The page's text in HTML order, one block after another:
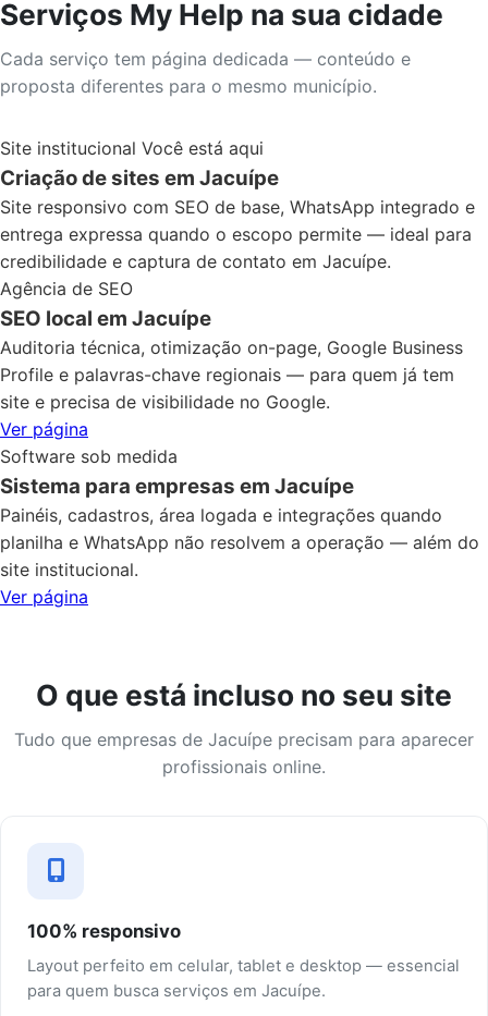
Serviços My Help na sua cidade
Cada serviço tem página dedicada — conteúdo e
proposta diferentes para o mesmo município.
Site institucional Você está aqui
Criação de sites em Jacuípe
Site responsivo com SEO de base, WhatsApp integrado e
entrega expressa quando o escopo permite — ideal para
credibilidade e captura de contato em Jacuípe.
Agência de SEO
SEO local em Jacuípe
Auditoria técnica, otimização on-page, Google Business
Profile e palavras-chave regionais — para quem já tem
site e precisa de visibilidade no Google.
Ver página
Software sob medida
Sistema para empresas em Jacuípe
Painéis, cadastros, área logada e integrações quando
planilha e WhatsApp não resolvem a operação — além do
site institucional.
Ver página
O que está incluso no seu site
Tudo que empresas de Jacuípe precisam para aparecer
profissionais online.
100% responsivo
Layout perfeito em celular, tablet e desktop — essencial
para quem busca serviços em Jacuípe.